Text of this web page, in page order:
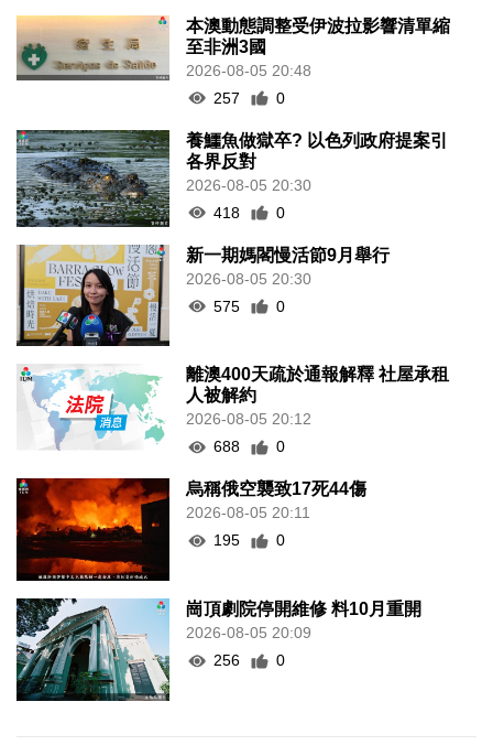
本澳動態調整受伊波拉影響清單縮
至非洲3國
2026-08-05 20:48
257
0
養鱷魚做獄卒? 以色列政府提案引
各界反對
2026-08-05 20:30
418
0
新一期媽閣慢活節9月舉行
2026-08-05 20:30
575
0
離澳400天疏於通報解釋 社屋承租
人被解約
2026-08-05 20:12
688
0
烏稱俄空襲致17死44傷
2026-08-05 20:11
195
0
崗頂劇院停開維修 料10月重開
2026-08-05 20:09
256
0